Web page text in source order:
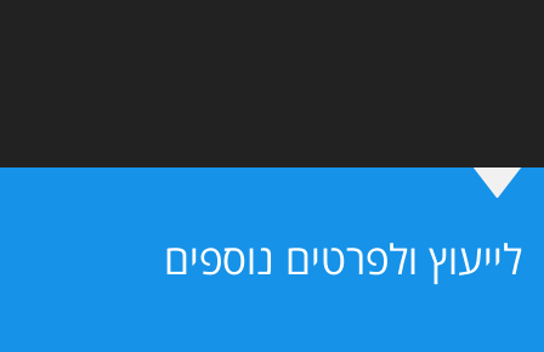
לייעוץ ולפרטים נוספים